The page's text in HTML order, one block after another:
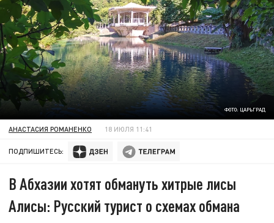
ФОТО: ЦАРЬГРАД
АНАСТАСИЯ РОМАНЕНКО 18 ИЮЛЯ 11:41
ПОДПИШИТЕСЬ:
В Абхазии хотят обмануть хитрые лисы
Алисы: Русский турист о схемах обмана